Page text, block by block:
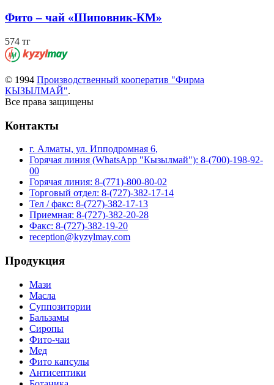
Фито – чай «Шиповник-КМ»
574 тг
© 1994 Производственный кооператив "Фирма
КЫЗЫЛМАЙ".
Все права защищены
Контакты
г. Алматы, ул. Ипподромная 6,
Горячая линия (WhatsApp "Кызылмай"): 8-(700)-198-92-
00
Горячая линия: 8-(771)-800-80-02
Торговый отдел: 8-(727)-382-17-14
Тел / факс: 8-(727)-382-17-13
Приемная: 8-(727)-382-20-28
Факс: 8-(727)-382-19-20
reception@kyzylmay.com
Продукция
Мази
Масла
Суппозитории
Бальзамы
Сиропы
Фито-чаи
Мед
Фито капсулы
Антисептики